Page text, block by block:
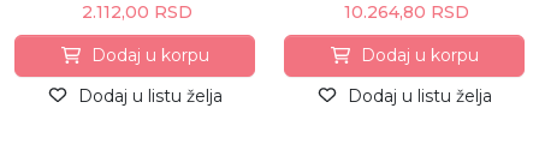
2.112,00 RSD
Dodaj u korpu
Dodaj u listu želja
10.264,80 RSD
Dodaj u korpu
Dodaj u listu želja